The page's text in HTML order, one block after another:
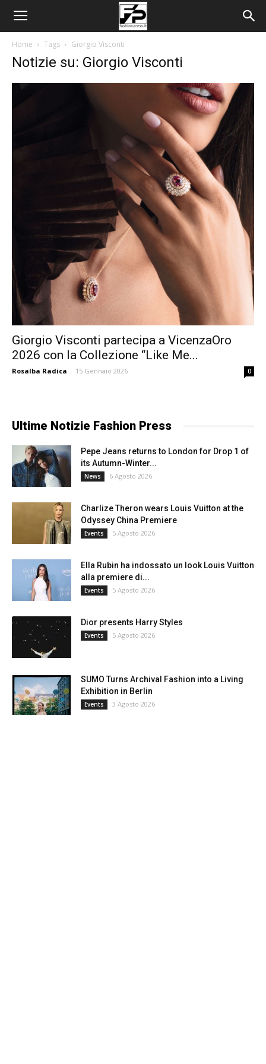
Home Tags Giorgio Visconti
Notizie su: Giorgio Visconti
Giorgio Visconti partecipa a VicenzaOro
2026 con la Collezione “Like Me...
Rosalba Radica - 15 Gennaio 2026 0
Ultime Notizie Fashion Press
Pepe Jeans returns to London for Drop 1 of
its Autumn-Winter...
News 6 Agosto 2026
Charlize Theron wears Louis Vuitton at the
Odyssey China Premiere
Events 5 Agosto 2026
Ella Rubin ha indossato un look Louis Vuitton
alla premiere di...
Events 5 Agosto 2026
Dior presents Harry Styles
Events 5 Agosto 2026
SUMO Turns Archival Fashion into a Living
Exhibition in Berlin
Events 3 Agosto 2026